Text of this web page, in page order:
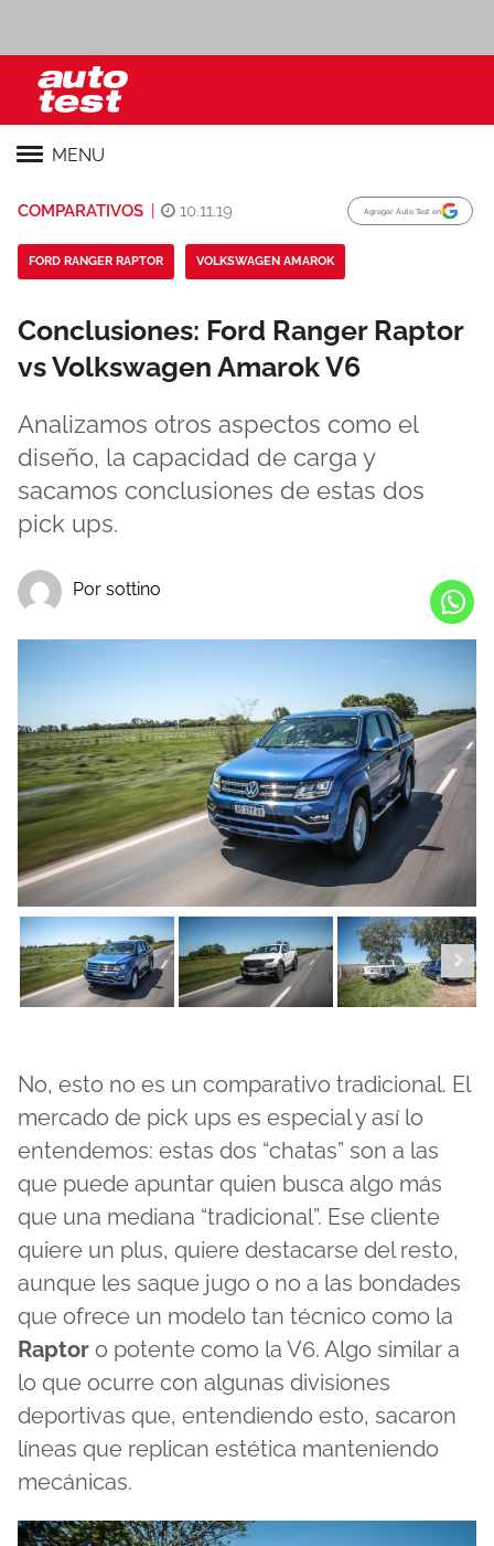
MENU
COMPARATIVOS 10.11.19 Agregar Auto Test en
FORD RANGER RAPTOR VOLKSWAGEN AMAROK
Conclusiones: Ford Ranger Raptor
vs Volkswagen Amarok V6
Analizamos otros aspectos como el
diseño, la capacidad de carga y
sacamos conclusiones de estas dos
pick ups.
Por sottino
No, esto no es un comparativo tradicional. El
mercado de pick ups es especial y así lo
entendemos: estas dos “chatas” son a las
que puede apuntar quien busca algo más
que una mediana “tradicional”. Ese cliente
quiere un plus, quiere destacarse del resto,
aunque les saque jugo o no a las bondades
que ofrece un modelo tan técnico como la
Raptor o potente como la V6. Algo similar a
lo que ocurre con algunas divisiones
deportivas que, entendiendo esto, sacaron
líneas que replican estética manteniendo
mecánicas.